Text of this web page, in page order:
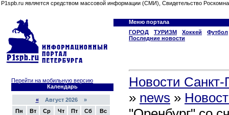
P1spb.ru является средством массовой информации (СМИ), Свидетельство
Меню портала
ГОРОД
ТУРИЗМ Хоккей
Футбол
Последние новости
Перейти на мобильную версию
Календарь
«Август 2026 »
Пн
Вт Ср Чт Пт Сб
Вс
Новости Санкт-
» news »